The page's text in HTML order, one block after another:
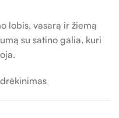
lobis, vasarą ir žiemą
su satino galia, kuri